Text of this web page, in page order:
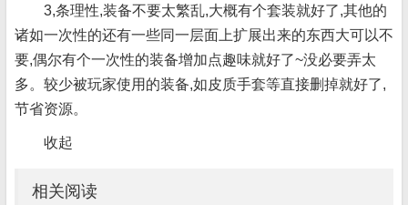
3,条理性,装备不要太繁乱,大概有个套装就好了,其他的
诸如一次性的还有一些同一层面上扩展出来的东西大可以不
要,偶尔有个一次性的装备增加点趣味就好了~没必要弄太
多。较少被玩家使用的装备,如皮质手套等直接删掉就好了,
节省资源。
收起
相关阅读